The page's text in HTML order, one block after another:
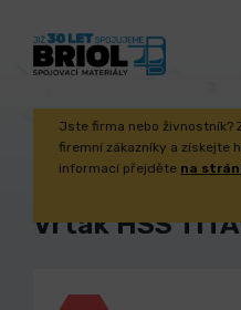
Jste firma nebo živnostník?
firemní zákazníky a získejte
informací přejděte na
Vrták HSS